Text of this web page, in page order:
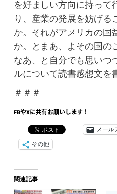
を好ましい方向に持って
り、産業の発展を妨げる
か。それがアメリカの国
か。とまあ、よその国の
なあ、と自分でも思いつ
ルについて読書感想文を
＃＃＃
FBやXに共有お願いします！
メール
その他
関連記事